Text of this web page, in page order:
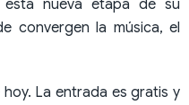
nueva etapa de su
convergen la música, el
La entrada es gratis y